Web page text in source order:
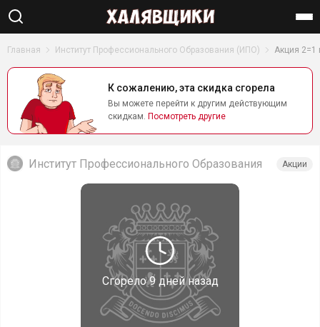
Найти
Главная Институт Профессионального Образования (ИПО) Акция 2=1
К сожалению, эта скидка сгорела
Вы можете перейти к другим действующим
скидкам. Посмотреть другие
Сгорело9 дней назад
Институт Профессионального Образования
Акции